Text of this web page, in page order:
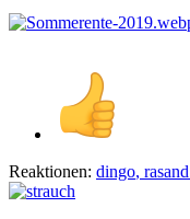
Reaktionen: dingo, rasand